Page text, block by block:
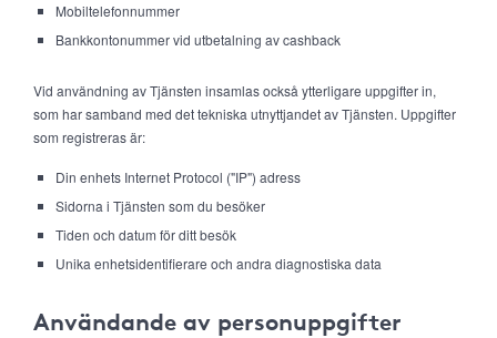
Mobiltelefonnummer
Bankkontonummer vid utbetalning av cashback
Vid användning av Tjänsten insamlas också ytterligare uppgifter in,
som har samband med det tekniska utnyttjandet av Tjänsten. Uppgifter
som registreras är:
Din enhets Internet Protocol ("IP") adress
Sidorna i Tjänsten som du besöker
Tiden och datum för ditt besök
Unika enhetsidentifierare och andra diagnostiska data
Användande av personuppgifter